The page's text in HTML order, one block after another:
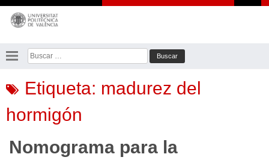
Saltar
contenido
Buscar:
Etiqueta: madurez del
hormigón
Nomograma para la